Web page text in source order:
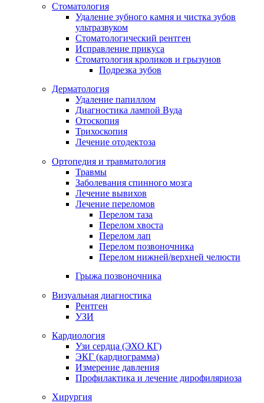
Стоматология
Удаление зубного камня и чистка зубов
ультразвуком
Стоматологический рентген
Исправление прикуса
Стоматология кроликов и грызунов
Подрезка зубов
Дерматология
Удаление папиллом
Диагностика лампой Вуда
Отоскопия
Трихоскопия
Лечение отодектоза
Ортопедия и травматология
Травмы
Заболевания спинного мозга
Лечение вывихов
Лечение переломов
Перелом таза
Перелом хвоста
Перелом лап
Перелом позвоночника
Перелом нижней/верхней челюсти
Грыжа позвоночника
Визуальная диагностика
Рентген
УЗИ
Кардиология
Узи сердца (ЭХО КГ)
ЭКГ (кардиограмма)
Измерение давления
Профилактика и лечение дирофиляриоза
Хирургия